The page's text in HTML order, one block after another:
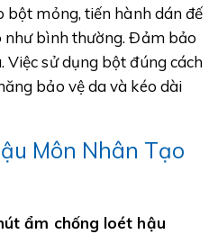
bột mỏng, tiến hành dán đế
bình thường. Đảm bảo
Việc sử dụng bột đúng cách
bảo vệ da và kéo dài
Môn Nhân Tạo
ẩm chống loét hậu